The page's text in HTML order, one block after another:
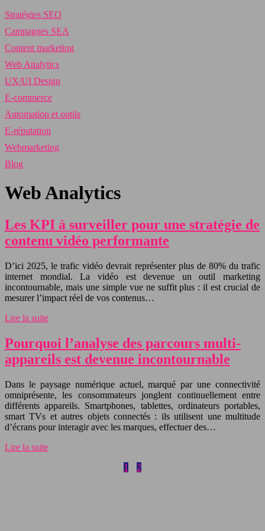
Stratégies SEO
Campagnes SEA
Content marketing
Web Analytics
UX/UI Design
E-commerce
Automation et outils
E-réputation
Webmarketing
Blog
Web Analytics
Les KPI à surveiller pour une stratégie de
contenu vidéo performante
D’ici 2025, le trafic vidéo devrait représenter plus de 80% du trafic
internet mondial. La vidéo est devenue un outil marketing
incontournable, mais une simple vue ne suffit plus : il est crucial de
mesurer l’impact réel de vos contenus…
Lire la suite
Pourquoi l’analyse des parcours multi-
appareils est devenue incontournable
Dans le paysage numérique actuel, marqué par une connectivité
omniprésente, les consommateurs jonglent continuellement entre
différents appareils. Smartphones, tablettes, ordinateurs portables,
smart TVs et autres objets connectés : ils utilisent une multitude
d’écrans pour interagir avec les marques, effectuer des…
Lire la suite
1
2